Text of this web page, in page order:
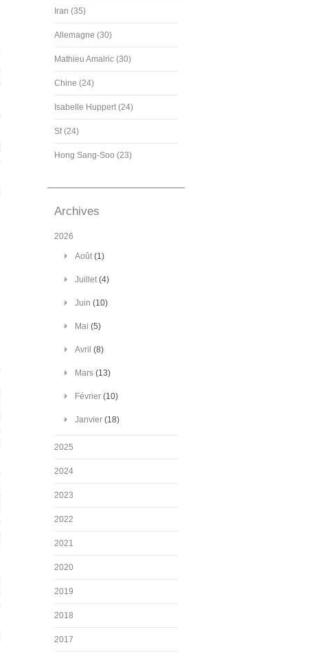
Iran (35)
Allemagne (30)
Mathieu Amalric (30)
Chine (24)
Isabelle Huppert (24)
Sf (24)
Hong Sang-Soo (23)
Archives
2026
Août(1)
Juillet(4)
Juin (10)
Mai (5)
Avril (8)
Mars (13)
Février (10)
Janvier (18)
2025
2024
2023
2022
2021
2020
2019
2018
2017